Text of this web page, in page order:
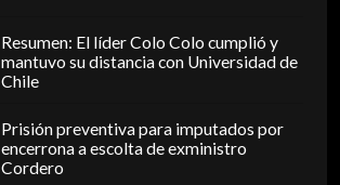
Resumen: El líder Colo Colo cumplió y
mantuvo su distancia con Universidad de
Chile
Prisión preventiva para imputados por
encerrona a escolta de exministro
Cordero